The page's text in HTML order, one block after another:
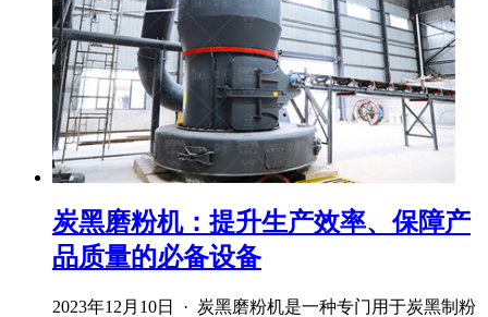
炭黑磨粉机：提升生产效率、保障产
品质量的必备设备
2023年12月10日 · 炭黑磨粉机是一种专门用于炭黑制粉